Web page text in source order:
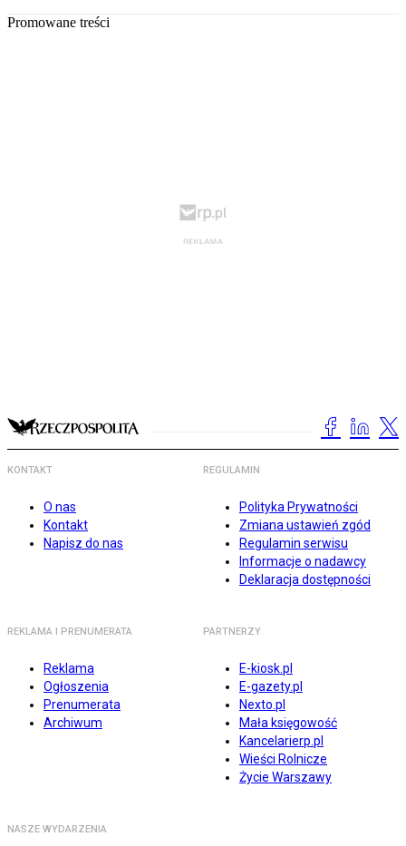
Promowane treści
KONTAKT
O nas
Kontakt
Napisz do nas
REGULAMIN
Polityka Prywatności
Zmiana ustawień zgód
Regulamin serwisu
Informacje o nadawcy
Deklaracja dostępności
REKLAMA I PRENUMERATA
Reklama
Ogłoszenia
Prenumerata
Archiwum
PARTNERZY
E-kiosk.pl
E-gazety.pl
Nexto.pl
Mała księgowość
Kancelarierp.pl
Wieści Rolnicze
Życie Warszawy
NASZE WYDARZENIA